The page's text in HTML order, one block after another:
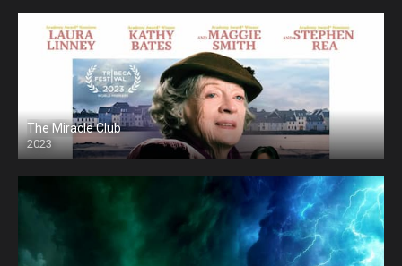
The Miracle Club
2023